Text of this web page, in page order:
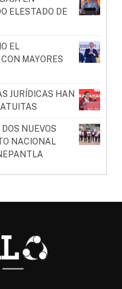
ELESTADO DE
EL
MAYORES
JURÍDICAS HAN
NUEVOS
NACIONAL